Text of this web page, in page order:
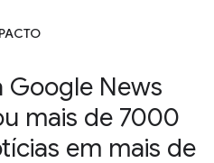
Google News
mais de 7000
em mais de